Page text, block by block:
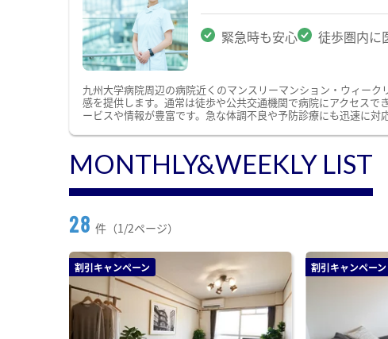
緊急時も安心 徒歩圏内に
九州大学病院周辺の病院近くのマンスリーマンション・ウィー
感を提供します。通常は徒歩や公共交通機関で病院にアクセス
ービスや情報が豊富です。急な体調不良や予防診療にも迅速に対
MONTHLY&WEEKLY LIST
28 件（1/2ページ）
割引キャンペーン 割引キャンペーン